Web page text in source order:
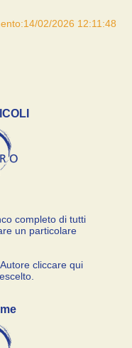
02/2026 12:11:48
completo di tutti
un particolare
cliccare qui